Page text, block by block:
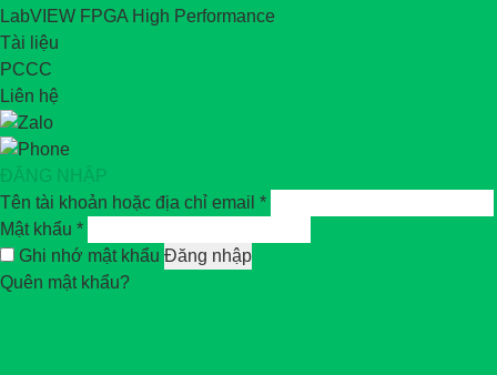
LabVIEW FPGA High Performance
Tài liệu
PCCC
Liên hệ
ĐĂNG NHẬP
Tên tài khoản hoặc địa chỉ email *
Mật khẩu *
Ghi nhớ mật khẩu Đăng nhập
Quên mật khẩu?